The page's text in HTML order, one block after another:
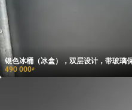
银色冰桶（冰盒），双层设计，带玻璃
490 000₽